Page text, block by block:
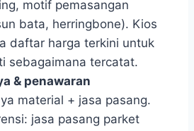
motif pemasangan
bata, herringbone). Kios
daftar harga terkini untuk
sebagaimana tercatat.
& penawaran
material + jasa pasang.
jasa pasang parket